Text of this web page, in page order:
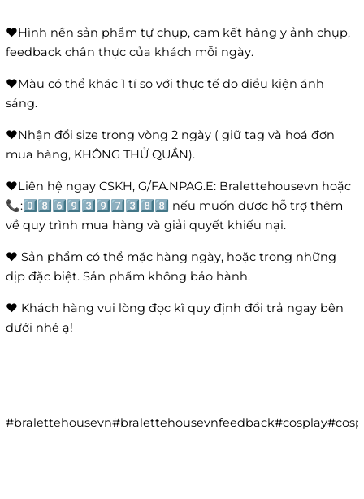
❤️Hình nền sản phẩm tự chụp, cam kết hàng y ảnh chụp,
feedback chân thực của khách mỗi ngày.
❤️Màu có thể khác 1 tí so với thực tế do điều kiện ánh
sáng.
❤️Nhận đổi size trong vòng 2 ngày ( giữ tag và hoá đơn
mua hàng, KHÔNG THỬ QUẦN).
❤️Liên hệ ngay CSKH, G/FA.NPAG.E: Bralettehousevn hoặc
📞:0️⃣8️⃣6️⃣9️⃣3️⃣9️⃣7️⃣3️⃣8️⃣8️⃣ nếu muốn được hỗ trợ thêm
về quy trình mua hàng và giải quyết khiếu nại.
❤️ Sản phẩm có thể mặc hàng ngày, hoặc trong những
dịp đặc biệt. Sản phẩm không bảo hành.
❤️ Khách hàng vui lòng đọc kĩ quy định đổi trả ngay bên
dưới nhé ạ!